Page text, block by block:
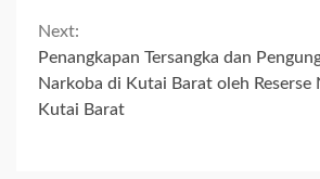
Next:
Penangkapan Tersangka dan
Narkoba di Kutai Barat oleh Reserse
Kutai Barat